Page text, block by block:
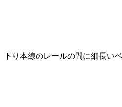
下り本線のレールの間に細長い